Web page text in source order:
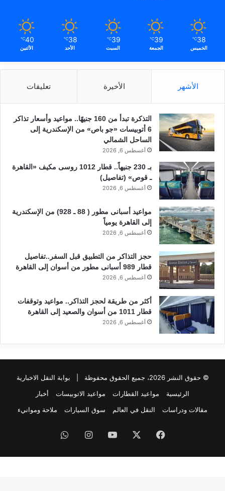
38
℃
الخميس
39
℃
الجمعة
39
℃
السبت
38
℃
الأحد
40
℃
الأثنين
الأشهر الأخيرة تعليقات
التذكرة تبدأ من 160 جنيهًا.. مواعيد وأسعار تذاكر
6 أتوبيسات «جو باص» من الإسكندرية إلى
الساحل الشمالي
أغسطس 6, 2026
بـ 230 جنيهاً.. قطار 1012 روسى مكيف «القاهرة
ـ قوص» (تفاصيل)
أغسطس 6, 2026
مواعيد أسبانى مطور ( 88 ـ 928) من الإسكندرية
إلى القاهرة يومياً
أغسطس 6, 2026
حجز التذاكر من التطبيق قبل السفر..تفاصيل
قطار 989 أسبانى مطور من أسوان إلى القاهرة
أغسطس 6, 2026
أكثر من طريقة لحجز التذاكر.. مواعيد وتوقفات
قطار 1011 من أسوان والصعيد إلى القاهرة
أغسطس 6, 2026
© حقوق النشر 2026، جميع الحقوق محفوظة |
بوابة النقل الاخبارية
الرئيسية
مواعيد القطارات مواعيد الاتوبيسات
أخبار
مقالات ودراسات
النقل في العالم سوق السيارات ملاحة وموانيء
فيسبوك ‫YouTubeانستقرام